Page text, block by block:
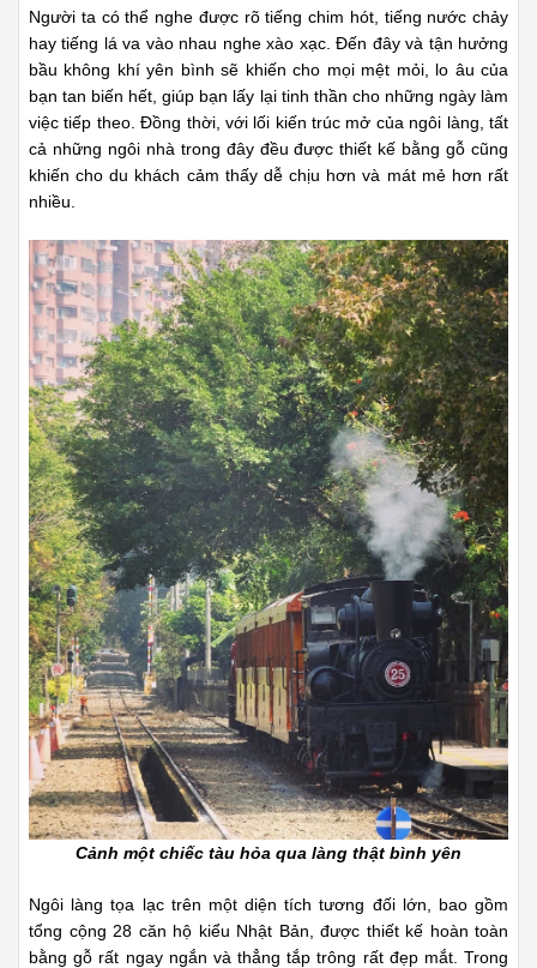
Người ta có thể nghe được rõ tiếng chim hót, tiếng nước chảy
hay tiếng lá va vào nhau nghe xào xạc. Đến đây và tận hưởng
bầu không khí yên bình sẽ khiến cho mọi mệt mỏi, lo âu của
bạn tan biến hết, giúp bạn lấy lại tinh thần cho những ngày làm
việc tiếp theo. Đồng thời, với lối kiến trúc mở của ngôi làng, tất
cả những ngôi nhà trong đây đều được thiết kế bằng gỗ cũng
khiến cho du khách cảm thấy dễ chịu hơn và mát mẻ hơn rất
nhiều.
Cảnh một chiếc tàu hỏa qua làng thật bình yên
Ngôi làng tọa lạc trên một diện tích tương đối lớn, bao gồm
tổng cộng 28 căn hộ kiểu Nhật Bản, được thiết kế hoàn toàn
bằng gỗ rất ngay ngắn và thẳng tắp trông rất đẹp mắt. Trong